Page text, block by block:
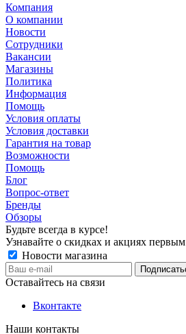
Компания
О компании
Новости
Сотрудники
Вакансии
Магазины
Политика
Информация
Помощь
Условия оплаты
Условия доставки
Гарантия на товар
Возможности
Помощь
Блог
Вопрос-ответ
Бренды
Обзоры
Будьте всегда в курсе!
Узнавайте о скидках и акциях первым
Новости магазина
Оставайтесь на связи
Вконтакте
Наши контакты